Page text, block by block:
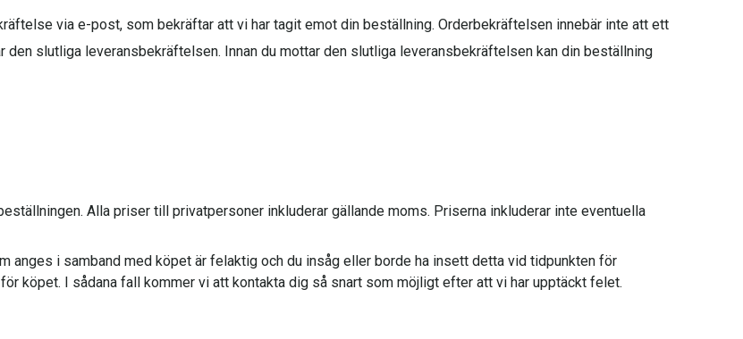
via e-post, som bekräftar att vi har tagit emot din beställning. Orderbekräftelsen innebär inte att ett
den slutliga leveransbekräftelsen. Innan du mottar den slutliga leveransbekräftelsen kan din beställning
Alla priser till privatpersoner inkluderar gällande moms. Priserna inkluderar inte eventuella
anges i samband med köpet är felaktig och du insåg eller borde ha insett detta vid tidpunkten för
köpet. I sådana fall kommer vi att kontakta dig så snart som möjligt efter att vi har upptäckt felet.